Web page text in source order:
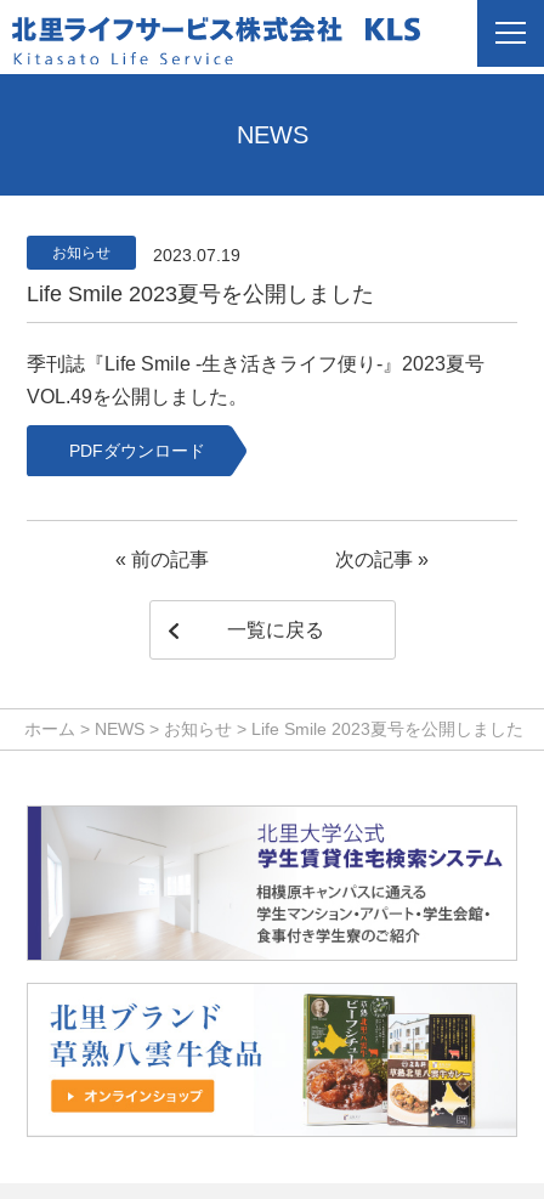
NEWS
お知らせ 2023.07.19
Life Smile 2023夏号を公開しました
季刊誌『Life Smile -生き活きライフ便り-』2023夏号
VOL.49を公開しました。
PDFダウンロード
« 前の記事 次の記事 »
一覧に戻る
ホーム > NEWS > お知らせ > Life Smile 2023夏号を公開しました